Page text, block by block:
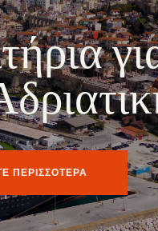
ΠΕΡΙΣΣΟΤΕΡΑ